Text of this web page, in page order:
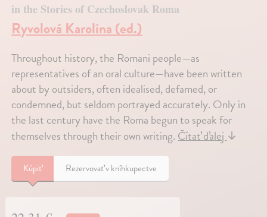
in the Stories of Czechoslovak Roma
Ryvolová Karolína (ed.)
Throughout history, the Romani people—as
representatives of an oral culture—have been written
about by outsiders, often idealised, defamed, or
condemned, but seldom portrayed accurately. Only in
the last century have the Roma begun to speak for
themselves through their own writing. Čítať ďalej ↓
Kúpiť Rezervovať v kníhkupectve